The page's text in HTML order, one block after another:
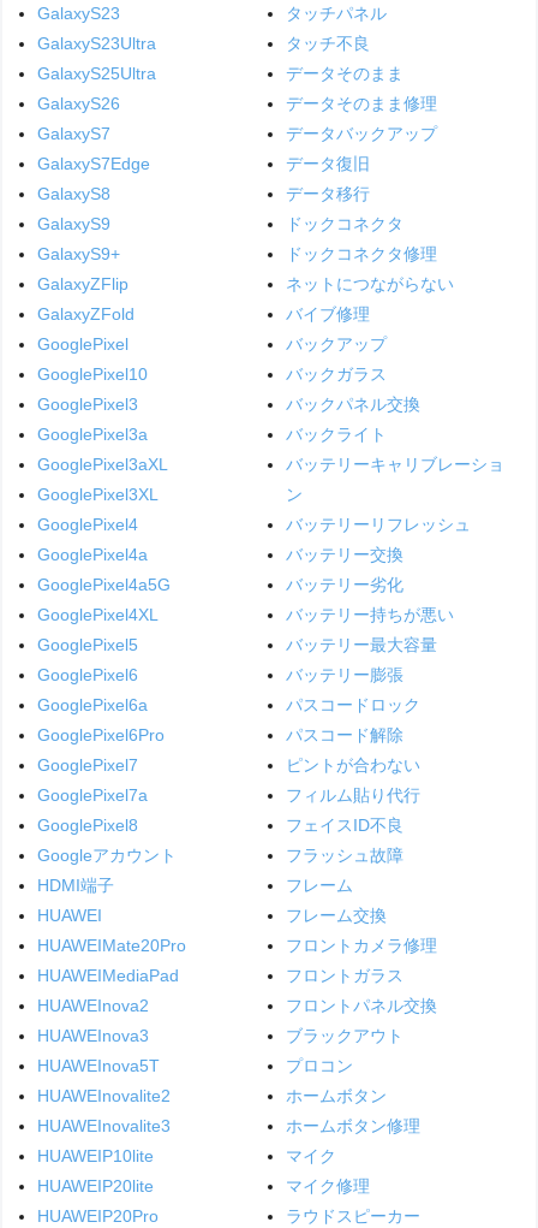
GalaxyS23
GalaxyS23Ultra
GalaxyS25Ultra
GalaxyS26
GalaxyS7
GalaxyS7Edge
GalaxyS8
GalaxyS9
GalaxyS9+
GalaxyZFlip
GalaxyZFold
GooglePixel
GooglePixel10
GooglePixel3
GooglePixel3a
GooglePixel3aXL
GooglePixel3XL
GooglePixel4
GooglePixel4a
GooglePixel4a5G
GooglePixel4XL
GooglePixel5
GooglePixel6
GooglePixel6a
GooglePixel6Pro
GooglePixel7
GooglePixel7a
GooglePixel8
Googleアカウント
HDMI端子
HUAWEI
HUAWEIMate20Pro
HUAWEIMediaPad
HUAWEInova2
HUAWEInova3
HUAWEInova5T
HUAWEInovalite2
HUAWEInovalite3
HUAWEIP10lite
HUAWEIP20lite
HUAWEIP20Pro
タッチパネル
タッチ不良
データそのまま
データそのまま修理
データバックアップ
データ復旧
データ移行
ドックコネクタ
ドックコネクタ修理
ネットにつながらない
バイブ修理
バックアップ
バックガラス
バックパネル交換
バックライト
バッテリーキャリブレーショ
ン
バッテリーリフレッシュ
バッテリー交換
バッテリー劣化
バッテリー持ちが悪い
バッテリー最大容量
バッテリー膨張
パスコードロック
パスコード解除
ピントが合わない
フィルム貼り代行
フェイスID不良
フラッシュ故障
フレーム
フレーム交換
フロントカメラ修理
フロントガラス
フロントパネル交換
ブラックアウト
プロコン
ホームボタン
ホームボタン修理
マイク
マイク修理
ラウドスピーカー